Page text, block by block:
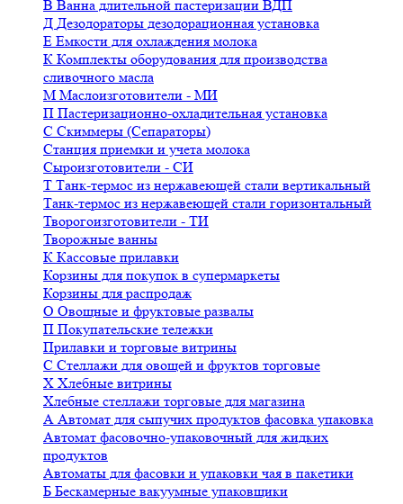
В Ванна длительной пастеризации ВДП
Д Дезодораторы дезодорационная установка
Е Емкости для охлаждения молока
К Комплекты оборудования для производства
сливочного масла
М Маслоизготовители - МИ
П Пастеризационно-охладительная установка
С Скиммеры (Сепараторы)
Станция приемки и учета молока
Сыроизготовители - СИ
Т Танк-термос из нержавеющей стали вертикальный
Танк-термос из нержавеющей стали горизонтальный
Творогоизготовители - ТИ
Творожные ванны
К Кассовые прилавки
Корзины для покупок в супермаркеты
Корзины для распродаж
О Овощные и фруктовые развалы
П Покупательские тележки
Прилавки и торговые витрины
С Стеллажи для овощей и фруктов торговые
Х Хлебные витрины
Хлебные стеллажи торговые для магазина
А Автомат для сыпучих продуктов фасовка упаковка
Автомат фасовочно-упаковочный для жидких
продуктов
Автоматы для фасовки и упаковки чая в пакетики
Б Бескамерные вакуумные упаковщики